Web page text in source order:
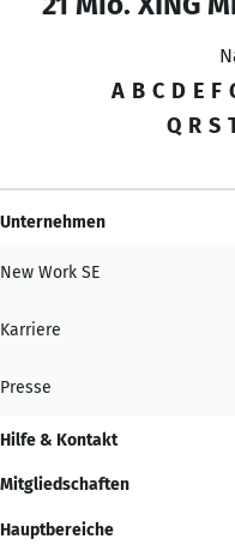
A B C D E F
Q R S
Unternehmen
New Work SE
Karriere
Presse
Hilfe & Kontakt
Mitgliedschaften
Hauptbereiche